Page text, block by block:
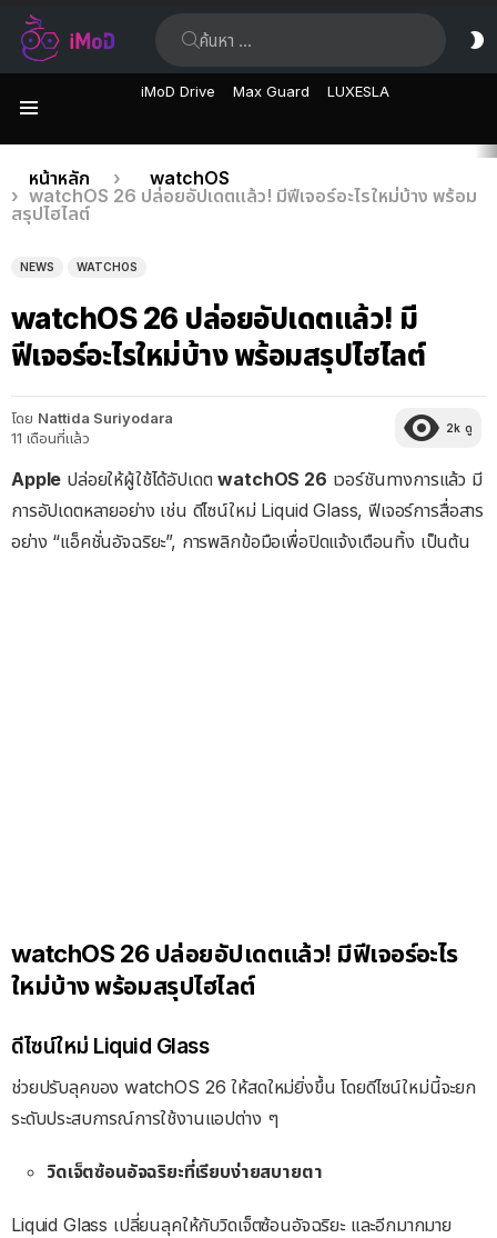
iMoD Drive Max Guard LUXESLA
เรื่อง
ล่าสุด
คุณอยู่ที่นี่:
หน้าหลัก
watchOS
watchOS 26 ปล่อยอัปเดตแล้ว! มีฟีเจอร์อะไรใหม่บ้าง พร้อม
สรุปไฮไลต์
NEWS WATCHOS
watchOS 26 ปล่อยอัปเดตแล้ว! มี
ฟีเจอร์อะไรใหม่บ้าง พร้อมสรุปไฮไลต์
โดย Nattida Suriyodara
11 เดือนที่แล้ว
2k ดู
Apple ปล่อยให้ผู้ใช้ได้อัปเดตwatchOS 26 เวอร์ชันทางการแล้ว มี
การอัปเดตหลายอย่าง เช่น ดีไซน์ใหม่ Liquid Glass, ฟีเจอร์การสื่อสาร
อย่าง “แอ็คชั่นอัจฉริยะ”, การพลิกข้อมือเพื่อปิดแจ้งเตือนทิ้ง เป็นต้น
watchOS 26 ปล่อยอัปเดตแล้ว! มีฟีเจอร์อะไร
ใหม่บ้าง พร้อมสรุปไฮไลต์
ดีไซน์ใหม่ Liquid Glass
ช่วยปรับลุคของ watchOS 26 ให้สดใหม่ยิ่งขึ้น โดยดีไซน์ใหม่นี้จะยก
ระดับประสบการณ์การใช้งานแอปต่าง ๆ
วิดเจ็ตซ้อนอัจฉริยะที่เรียบง่ายสบายตา
Liquid Glass เปลี่ยนลุคให้กับวิดเจ็ตซ้อนอัจฉริยะ และอีกมากมาย